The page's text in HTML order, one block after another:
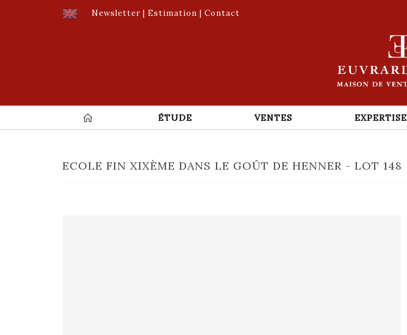
Newsletter | Estimation | Contact
ÉTUDE VENTES EXPERTISE
ECOLE FIN XIXÈME DANS LE GOÛT DE HENNER - LOT 148